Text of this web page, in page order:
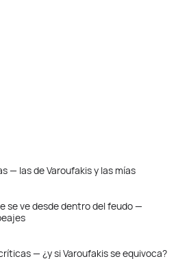
— las de Varoufakis y las mías
se ve desde dentro del feudo —
— ¿y si Varoufakis se equivoca?